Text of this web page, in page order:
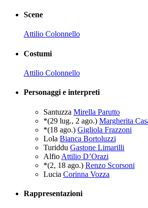
Scene
Attilio Colonnello
Costumi
Attilio Colonnello
Personaggi e interpreti
Santuzza Mirella Parutto
*(29 lug., 2 ago.) Margherita
*(18 ago.) Gigliola Frazzoni
Lola Bianca Bortoluzzi
Turiddu Gastone Limarilli
Alfio Attilio D’Orazi
*(2, 18 ago.) Renzo Scorsoni
Lucia Corinna Vozza
Rappresentazioni